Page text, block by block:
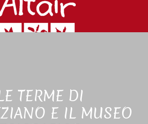
TERME DI
E IL MUSEO